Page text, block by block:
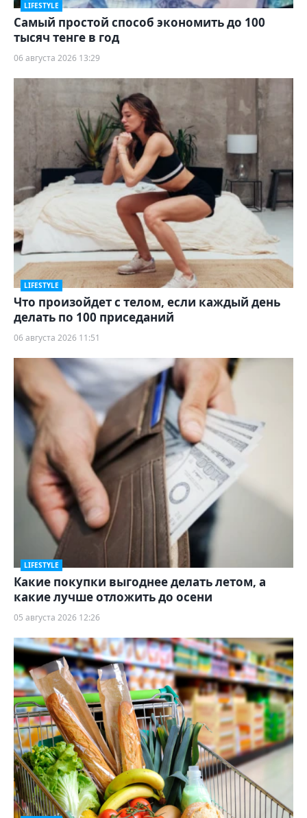
LIFESTYLE
Самый простой способ экономить до 100
тысяч тенге в год
06 августа 2026 13:29
LIFESTYLE
Что произойдет с телом, если каждый день
делать по 100 приседаний
06 августа 2026 11:51
LIFESTYLE
Какие покупки выгоднее делать летом, а
какие лучше отложить до осени
05 августа 2026 12:26